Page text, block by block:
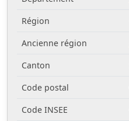
Région
Ancienne région
Canton
Code postal
Code INSEE